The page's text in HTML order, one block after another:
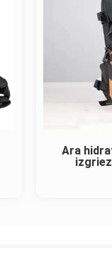
Āra